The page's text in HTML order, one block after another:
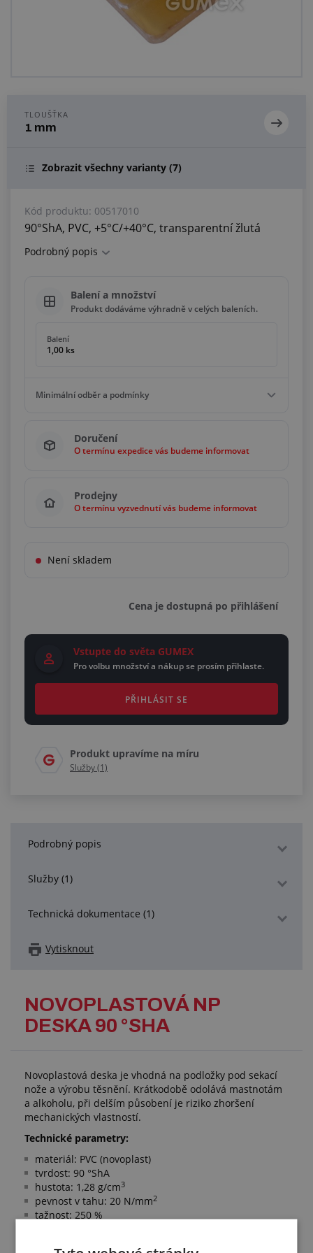
TLOUŠŤKA
1 mm
Zobrazit všechny varianty (7)
Kód produktu: 00517010
90°ShA, PVC, +5°C/+40°C, transparentní žlutá
Podrobný popis
Balení a množství
Produkt dodáváme výhradně v celých baleních.
Balení
1,00 ks
Minimální odběr a podmínky
1,00 ks
Násobky 1,00 ks
Doručení
O termínu expedice vás budeme informovat
Prodejny
O termínu vyzvednutí vás budeme informovat
Není skladem
Cena je dostupná po přihlášení
Vstupte do světa GUMEX
Pro volbu množství a nákup se prosím přihlaste.
PŘIHLÁSIT SE
Produkt upravíme na míru
Služby (1)
Podrobný popis
Služby (1)
Technická dokumentace (1)
Vytisknout
NOVOPLASTOVÁ NP
DESKA 90 °SHA
Novoplastová deska je vhodná na podložky pod sekací
nože a výrobu těsnění. Krátkodobě odolává mastnotám
a alkoholu, při delším působení je riziko zhoršení
mechanických vlastností.
Technické parametry:
materiál: PVC (novoplast)
tvrdost: 90 °ShA
hustota: 1,28 g/cm3
pevnost v tahu: 20 N/mm2
tažnost: 250 %